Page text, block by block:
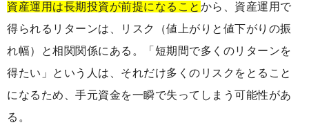
資産運用は長期投資が前提になること から、資産運用で
得られるリターンは、リスク（値上がりと値下がりの振
れ幅）と相関関係にある。「短期間で多くのリターンを
得たい」という人は、それだけ多くのリスクをとること
になるため、手元資金を一瞬で失ってしまう可能性があ
る。